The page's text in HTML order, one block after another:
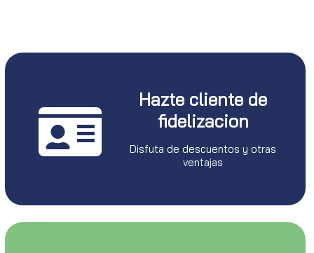
Hazte cliente de
fidelizacion
Disfuta de descuentos y otras
ventajas